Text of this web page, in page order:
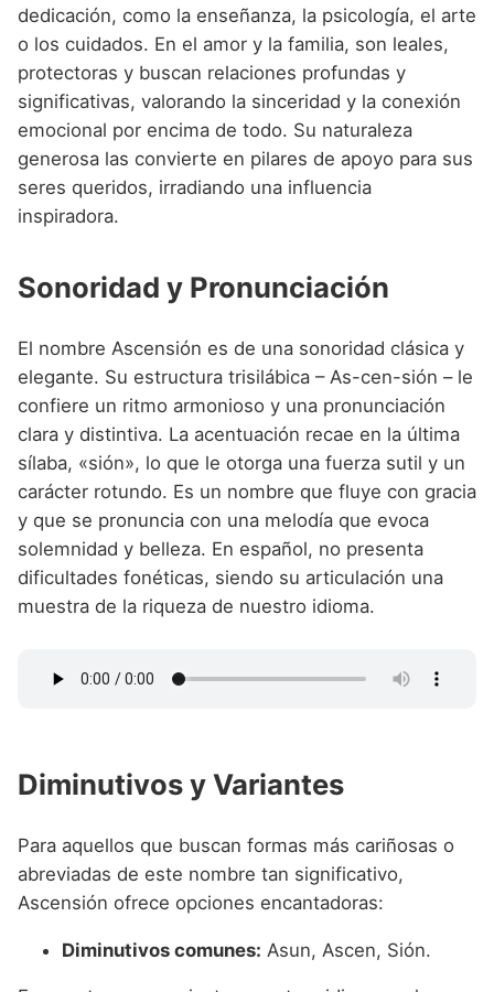
dedicación, como la enseñanza, la psicología, el arte
o los cuidados. En el amor y la familia, son leales,
protectoras y buscan relaciones profundas y
significativas, valorando la sinceridad y la conexión
emocional por encima de todo. Su naturaleza
generosa las convierte en pilares de apoyo para sus
seres queridos, irradiando una influencia
inspiradora.
Sonoridad y Pronunciación
El nombre Ascensión es de una sonoridad clásica y
elegante. Su estructura trisilábica – As-cen-sión – le
confiere un ritmo armonioso y una pronunciación
clara y distintiva. La acentuación recae en la última
sílaba, «sión», lo que le otorga una fuerza sutil y un
carácter rotundo. Es un nombre que fluye con gracia
y que se pronuncia con una melodía que evoca
solemnidad y belleza. En español, no presenta
dificultades fonéticas, siendo su articulación una
muestra de la riqueza de nuestro idioma.
Diminutivos y Variantes
Para aquellos que buscan formas más cariñosas o
abreviadas de este nombre tan significativo,
Ascensión ofrece opciones encantadoras:
Diminutivos comunes: Asun, Ascen, Sión.